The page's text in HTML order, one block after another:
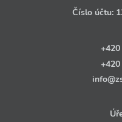
Číslo účtu: